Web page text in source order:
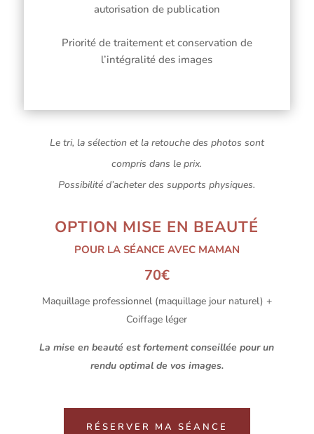
autorisation de publication
Priorité de traitement et conservation de
l’intégralité des images
Le tri, la sélection et la retouche des photos sont
compris dans le prix.
Possibilité d’acheter des supports physiques.
OPTION MISE EN BEAUTÉ
POUR LA SÉANCE AVEC MAMAN
70€
Maquillage professionnel (maquillage jour naturel) +
Coiffage léger
La mise en beauté est fortement conseillée pour un
rendu optimal de vos images.
RÉSERVER MA SÉANCE